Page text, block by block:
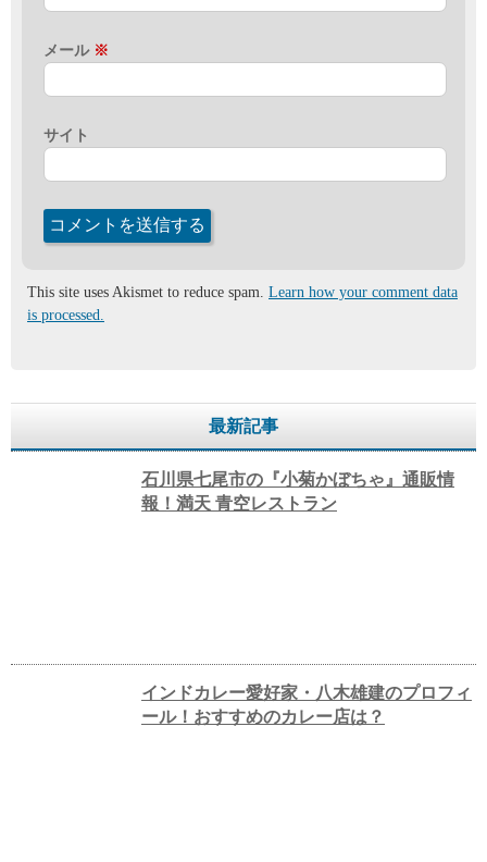
メール ※
サイト
This site uses Akismet to reduce spam. Learn how your comment data
is processed.
最新記事
石川県七尾市の『小菊かぼちゃ』通販情
報！満天 青空レストラン
インドカレー愛好家・八木雄建のプロフィ
ール！おすすめのカレー店は？